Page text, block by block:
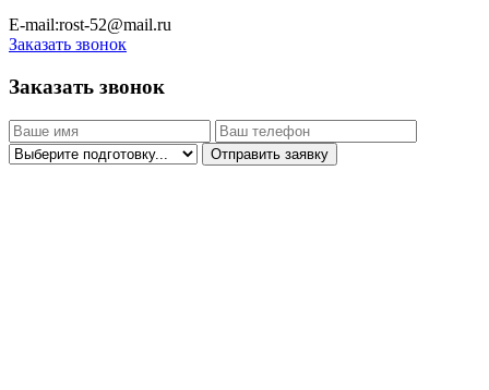
E-mail:rost-52@mail.ru
Заказать звонок
Заказать звонок
Отправить заявку